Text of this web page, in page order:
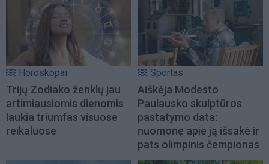
Horoskopai
Trijų Zodiako ženklų jau
artimiausiomis dienomis
laukia triumfas visuose
reikaluose
Sportas
Aiškėja Modesto
Paulausko skulptūros
pastatymo data:
nuomonę apie ją išsakė ir
pats olimpinis čempionas